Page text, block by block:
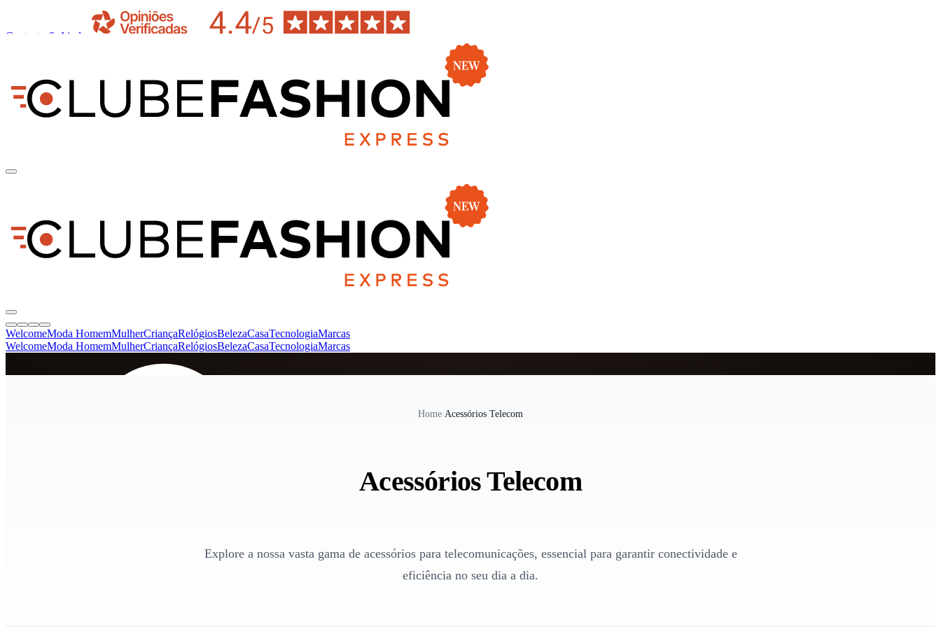
Contacto & Ajuda
WelcomeModa HomemMulherCriançaRelógiosBelezaCasaTecnologiaMarcas
WelcomeModa HomemMulherCriançaRelógiosBelezaCasaTecnologiaMarcas
Home/Acessórios Telecom
Acessórios Telecom
Explore a nossa vasta gama de acessórios para telecomunicações, essencial para garantir conectividade e
eficiência no seu dia a dia.